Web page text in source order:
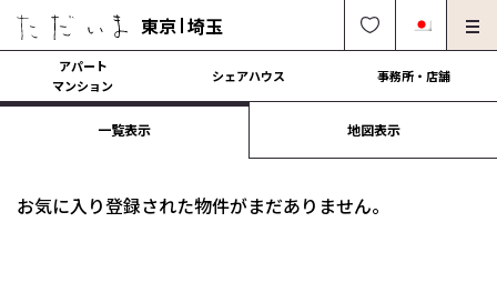
東京 埼玉
オーナー様向け・管理募集
法人社宅でのご利用
アパート
マンション
シェアハウス 事務所・店舗
一覧表示 地図表示
お気に入り登録された物件がまだありません。